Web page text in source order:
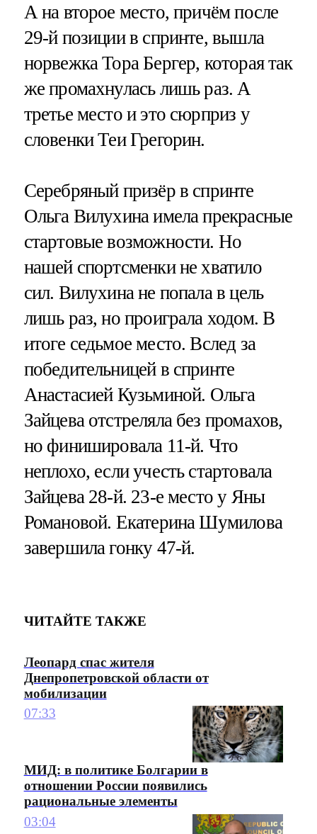
А на второе место, причём после
29-й позиции в спринте, вышла
норвежка Тора Бергер, которая так
же промахнулась лишь раз. А
третье место и это сюрприз у
словенки Теи Грегорин.
Серебряный призёр в спринте
Ольга Вилухина имела прекрасные
стартовые возможности. Но
нашей спортсменки не хватило
сил. Вилухина не попала в цель
лишь раз, но проиграла ходом. В
итоге седьмое место. Вслед за
победительницей в спринте
Анастасией Кузьминой. Ольга
Зайцева отстреляла без промахов,
но финишировала 11-й. Что
неплохо, если учесть стартовала
Зайцева 28-й. 23-е место у Яны
Романовой. Екатерина Шумилова
завершила гонку 47-й.
ЧИТАЙТЕ ТАКЖЕ
Леопард спас жителя
Днепропетровской области от
мобилизации
07:33
МИД: в политике Болгарии в
отношении России появились
рациональные элементы
03:04